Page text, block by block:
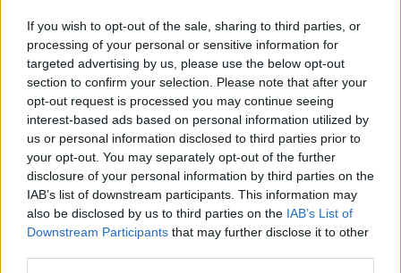
If you wish to opt-out of the sale, sharing to third parties, or
processing of your personal or sensitive information for
targeted advertising by us, please use the below opt-out
section to confirm your selection. Please note that after your
opt-out request is processed you may continue seeing
interest-based ads based on personal information utilized by
us or personal information disclosed to third parties prior to
your opt-out. You may separately opt-out of the further
disclosure of your personal information by third parties on the
IAB’s list of downstream participants. This information may
also be disclosed by us to third parties on the IAB’s List of
Downstream Participants that may further disclose it to other
Lenovo Legion 27Q-2C: il monitor gaming curvo con
240Hz e risoluzione 1440p
Francesca Lombardi · 8 Ago 2026
CONSOLLE